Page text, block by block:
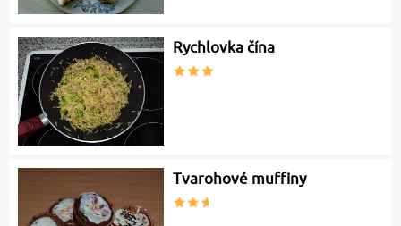
Rychlovka čína
Tvarohové muffiny